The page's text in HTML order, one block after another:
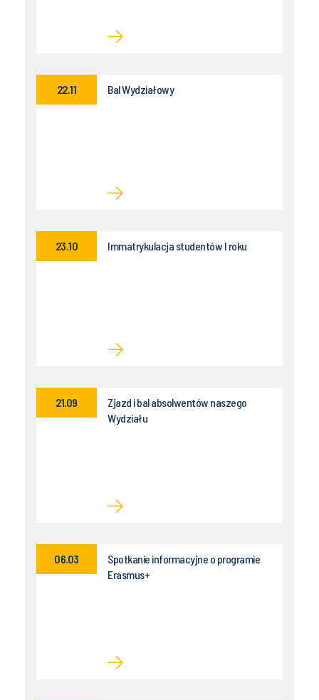
Bal Wydziałowy
22.11
Immatrykulacja studentów I roku
23.10
Zjazd i bal absolwentów naszego
Wydziału
21.09
Spotkanie informacyjne o programie
Erasmus+
06.03